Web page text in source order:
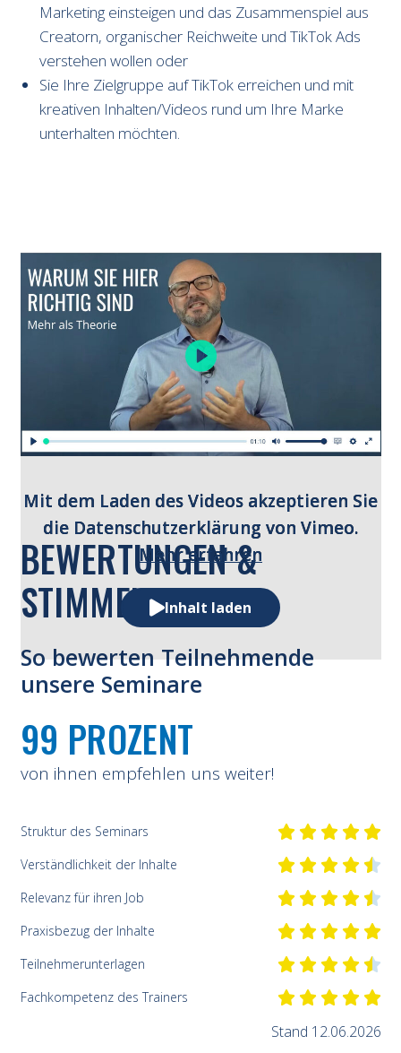
Marketing einsteigen und das Zusammenspiel aus
Creatorn, organischer Reichweite und TikTok Ads
verstehen wollen oder
Sie Ihre Zielgruppe auf TikTok erreichen und mit
kreativen Inhalten/Videos rund um Ihre Marke
unterhalten möchten.
Mit dem Laden des Videos akzeptieren Sie
die Datenschutzerklärung von Vimeo.
Mehr erfahren
Inhalt laden
BEWERTUNGEN &
STIMMEN
So bewerten Teilnehmende
unsere Seminare
99 PROZENT
von ihnen empfehlen uns weiter!
Struktur des Seminars
Verständlichkeit der Inhalte
Relevanz für ihren Job
Praxisbezug der Inhalte
Teilnehmerunterlagen
Fachkompetenz des Trainers
Stand 12.06.2026